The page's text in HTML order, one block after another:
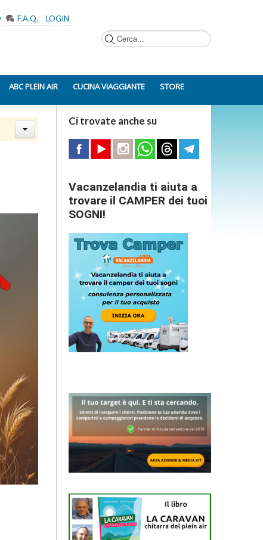
F.A.Q. LOGIN
ABC PLEIN AIR CUCINA VIAGGIANTE STORE
Ci trovate anche su
Vacanzelandia ti aiuta a
trovare il CAMPER dei tuoi
SOGNI!